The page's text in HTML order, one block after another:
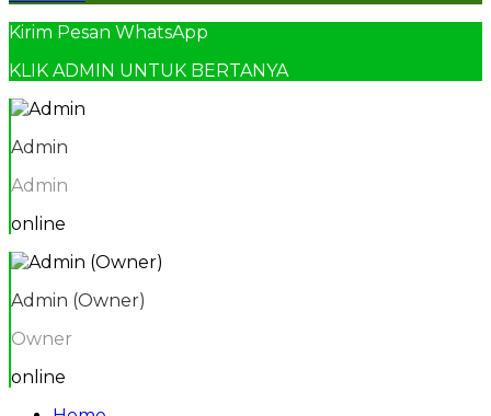
Kirim Pesan WhatsApp
KLIK ADMIN UNTUK BERTANYA
Admin
Admin
online
Admin (Owner)
Owner
online